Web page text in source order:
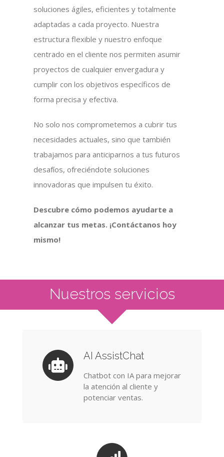
soluciones ágiles, eficientes y totalmente
adaptadas a cada proyecto. Nuestra
estructura flexible y nuestro enfoque
centrado en el cliente nos permiten asumir
proyectos de cualquier envergadura y
cumplir con los objetivos específicos de
forma precisa y efectiva.
No solo nos comprometemos a cubrir tus
necesidades actuales, sino que también
trabajamos para anticiparnos a tus futuros
desafíos, ofreciéndote soluciones
innovadoras que impulsen tu éxito.
Descubre cómo podemos ayudarte a
alcanzar tus metas. ¡Contáctanos hoy
mismo!
Nuestros servicios
AI AssistChat
Chatbot con IA para mejorar
la atención al cliente y
potenciar ventas.